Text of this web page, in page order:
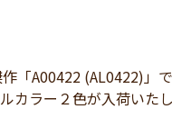
「A00422 (AL0422)」で
カラー２色が入荷いた